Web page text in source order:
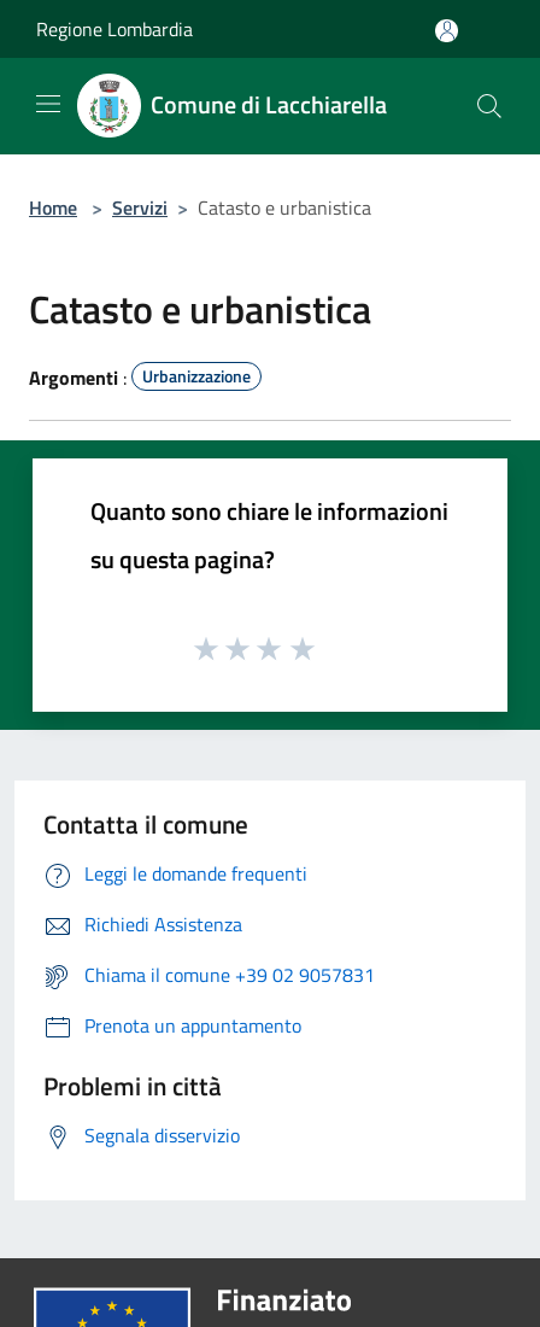
Regione Lombardia
Comune di Lacchiarella
Home > Servizi > Catasto e urbanistica
Catasto e urbanistica
Argomenti : Urbanizzazione
Quanto sono chiare le informazioni
su questa pagina?
Contatta il comune
Leggi le domande frequenti
Richiedi Assistenza
Chiama il comune +39 02 9057831
Prenota un appuntamento
Problemi in città
Segnala disservizio